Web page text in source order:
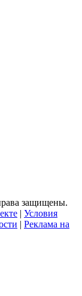
защищены.
| Условия
| Реклама на